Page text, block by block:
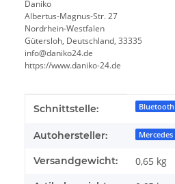
Daniko
Albertus-Magnus-Str. 27
Nordrhein-Westfalen
Gütersloh, Deutschland, 33335
info@daniko24.de
https://www.daniko-24.de
Produkteigenschaft
Wert
Schnittstelle: Bluetooth
Autohersteller: Mercedes
Versandgewicht: 0,65 kg